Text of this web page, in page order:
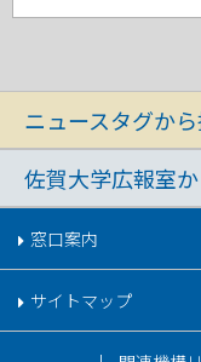
ニュースタグか
佐賀大学広報室
窓口案内
サイトマップ